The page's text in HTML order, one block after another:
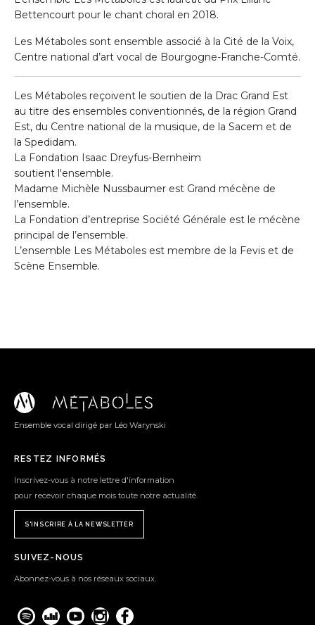
Bettencourt pour le chant choral en 2018.
Les Métaboles sont ensemble associé à la Cité de la Voix,
Centre national d’art vocal de Bourgogne-Franche-Comté.
Les Métaboles reçoivent le soutien de la Drac Grand Est
au titre des ensembles conventionnés, de la région Grand
Est, du Centre national de la musique, de la Sacem et de
la Spedidam.
La Fondation Isaac Dreyfus-Bernheim
soutient l'ensemble.
Madame Michèle Nussbaumer est Grand mécène de
l’ensemble.
La Fondation d’entreprise Société Générale est le mécène
principal de l’ensemble.
L’ensemble Les Métaboles est membre de la Fevis et de
Scène Ensemble.
Ensemble vocal dirigé par Léo Warynski
RESTEZ INFORMÉS
Inscrivez-vous à notre lettre d'information
pour recevoir chaque mois toute notre actualité.
S'INSCRIRE À LA NEWSLETTER
SUIVEZ-NOUS
Abonnez-vous à nos réseaux sociaux.